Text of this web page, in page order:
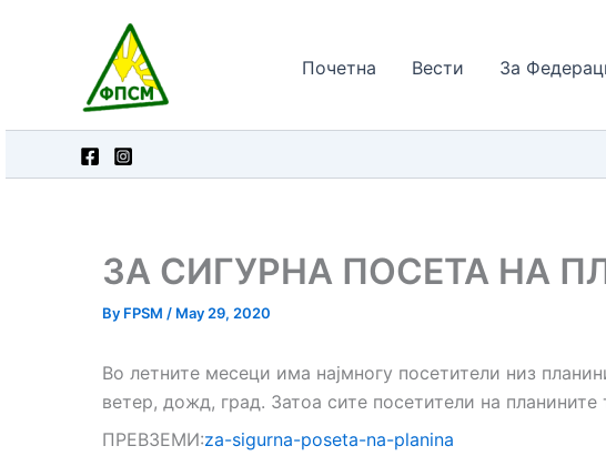
Почетна Вести За
ЗА СИГУРНА ПОСЕТА НА
By FPSM / May 29, 2020
Во летните месеци има најмногу посетители низ
ветер, дожд, град. Затоа сите посетители на
ПРЕВЗЕМИ:za-sigurna-poseta-na-planina